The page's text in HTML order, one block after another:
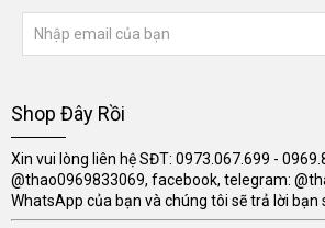
Shop Đây Rồi
Xin vui lòng liên hệ SĐT: 0973.067.699 -
@thao0969833069, facebook, telegram:
WhatsApp của bạn và chúng tôi sẽ trả lời bạn